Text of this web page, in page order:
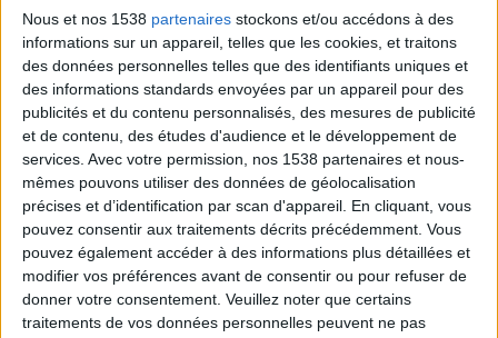
Nous et nos 1538 partenaires stockons et/ou accédons à des
informations sur un appareil, telles que les cookies, et traitons
des données personnelles telles que des identifiants uniques et
des informations standards envoyées par un appareil pour des
publicités et du contenu personnalisés, des mesures de publicité
et de contenu, des études d'audience et le développement de
services. Avec votre permission, nos 1538 partenaires et nous-
mêmes pouvons utiliser des données de géolocalisation
précises et d’identification par scan d'appareil. En cliquant, vous
pouvez consentir aux traitements décrits précédemment. Vous
pouvez également accéder à des informations plus détaillées et
modifier vos préférences avant de consentir ou pour refuser de
donner votre consentement. Veuillez noter que certains
traitements de vos données personnelles peuvent ne pas
11:18? Je suis à 1200 calories, combien de
temps dois je être à ce niveau de calories
sachant que j'ai la jambe dans le plâtre ?
12:09? Hier j'ai craqué sur du pain de seigle 70 g
en tout, quel rattrapage aujourd'hui ?
13:18? Deux repas très copieux dimanche et
lundi midi avec beaucoup d'écarts, je n'ai pas
mangé dimanche soir et lundi soir et je fais deux
jours à 1200, dois-je faire plus ?
Combien de kilos souhaitez-vous perdre ?